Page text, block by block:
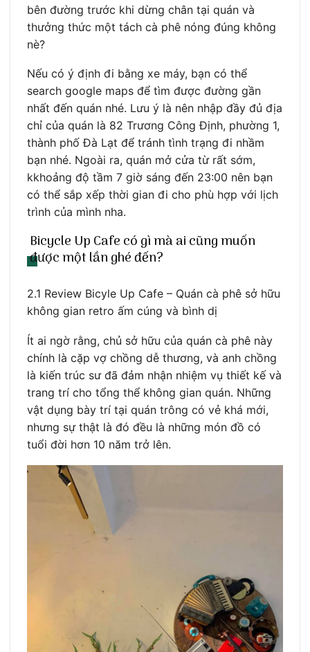
bên đường trước khi dừng chân tại quán và
thưởng thức một tách cà phê nóng đúng không
nè?
Nếu có ý định đi bằng xe máy, bạn có thể
search google maps để tìm được đường gần
nhất đến quán nhé. Lưu ý là nên nhập đầy đủ địa
chỉ của quán là 82 Trương Công Định, phường 1,
thành phố Đà Lạt để tránh tình trạng đi nhầm
bạn nhé. Ngoài ra, quán mở cửa từ rất sớm,
kkhoảng độ tầm 7 giờ sáng đến 23:00 nên bạn
có thể sắp xếp thời gian đi cho phù hợp với lịch
trình của mình nha.
Bicycle Up Cafe có gì mà ai cũng muốn
được một lần ghé đến?
2.1 Review Bicyle Up Cafe – Quán cà phê sở hữu
không gian retro ấm cúng và bình dị
Ít ai ngờ rằng, chủ sở hữu của quán cà phê này
chính là cặp vợ chồng dễ thương, và anh chồng
là kiến trúc sư đã đảm nhận nhiệm vụ thiết kế và
trang trí cho tổng thể không gian quán. Những
vật dụng bày trí tại quán trông có vẻ khá mới,
nhưng sự thật là đó đều là những món đồ có
tuổi đời hơn 10 năm trở lên.